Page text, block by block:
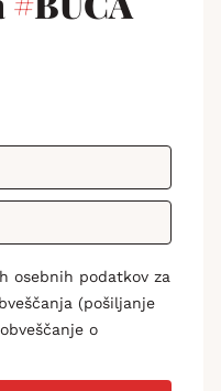
osebnih podatkov za
(pošiljanje
o